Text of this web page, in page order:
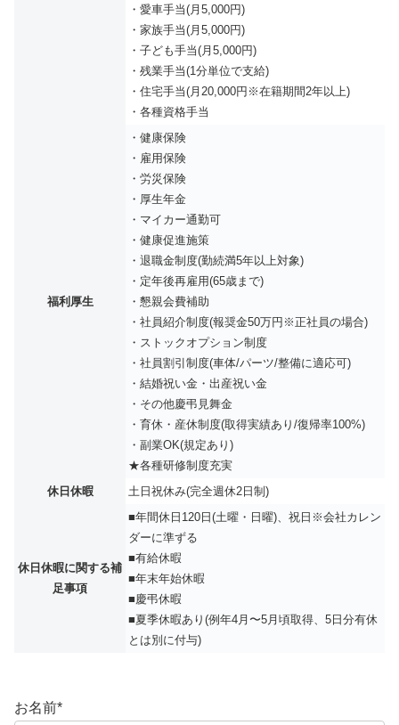
・愛車手当(月5,000円)
・家族手当(月5,000円)
・子ども手当(月5,000円)
・残業手当(1分単位で支給)
・住宅手当(月20,000円※在籍期間2年以上)
・各種資格手当
福利厚生
・健康保険
・雇用保険
・労災保険
・厚生年金
・マイカー通勤可
・健康促進施策
・退職金制度(勤続満5年以上対象)
・定年後再雇用(65歳まで)
・懇親会費補助
・社員紹介制度(報奨金50万円※正社員の場合)
・ストックオプション制度
・社員割引制度(車体/パーツ/整備に適応可)
・結婚祝い金・出産祝い金
・その他慶弔見舞金
・育休・産休制度(取得実績あり/復帰率100%)
・副業OK(規定あり)
★各種研修制度充実
休日休暇
土日祝休み(完全週休2日制)
休日休暇に関する補
足事項
■年間休日120日(土曜・日曜)、祝日※会社カレン
ダーに準ずる
■有給休暇
■年末年始休暇
■慶弔休暇
■夏季休暇あり(例年4月〜5月頃取得、5日分有休
とは別に付与)
お名前*